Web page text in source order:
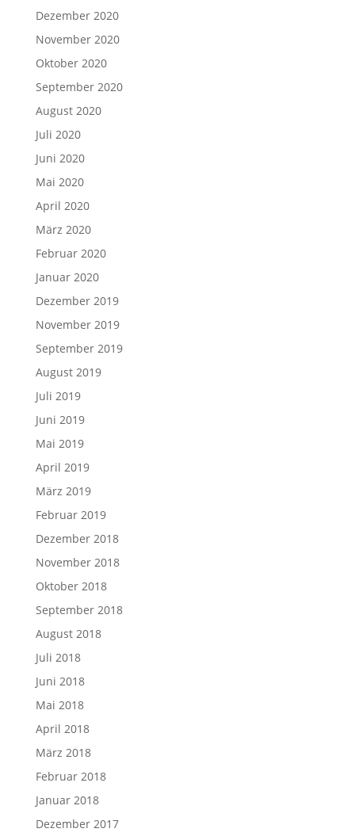
Dezember 2020
November 2020
Oktober 2020
September 2020
August 2020
Juli 2020
Juni 2020
Mai 2020
April 2020
März 2020
Februar 2020
Januar 2020
Dezember 2019
November 2019
September 2019
August 2019
Juli 2019
Juni 2019
Mai 2019
April 2019
März 2019
Februar 2019
Dezember 2018
November 2018
Oktober 2018
September 2018
August 2018
Juli 2018
Juni 2018
Mai 2018
April 2018
März 2018
Februar 2018
Januar 2018
Dezember 2017